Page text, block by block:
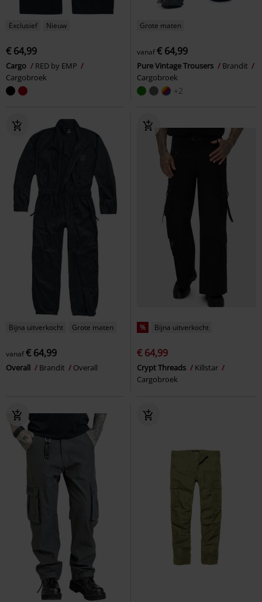
Exclusief Nieuw
€ 64,99
Cargo
RED by EMP
Cargobroek
Grote maten
vanaf€ 64,99
Pure Vintage Trousers
Brandit
Cargobroek
+2
Bijna uitverkocht Grote maten
vanaf€ 64,99
Overall Brandit Overall
% Bijna uitverkocht
€ 64,99
Crypt Threads
Killstar
Cargobroek